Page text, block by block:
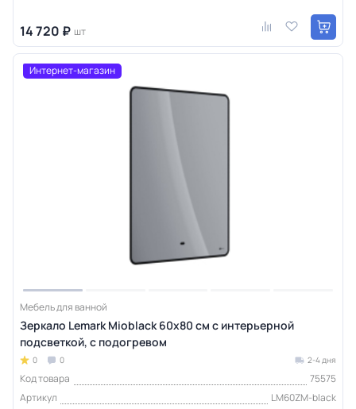
14 720 ₽ шт
Интернет-магазин
Мебель для ванной
Зеркало Lemark Mioblack 60х80 см с интерьерной
подсветкой, с подогревом
0 0 2-4 дня
Код товара
75575
Артикул
LM60ZM-black